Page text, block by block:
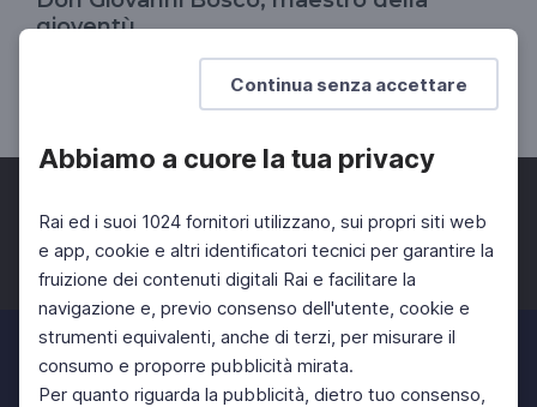
Continua senza accettare
Abbiamo a cuore la tua privacy
Rai ed i suoi 1024 fornitori utilizzano, sui propri siti web
e app, cookie e altri identificatori tecnici per garantire la
fruizione dei contenuti digitali Rai e facilitare la
navigazione e, previo consenso dell'utente, cookie e
strumenti equivalenti, anche di terzi, per misurare il
consumo e proporre pubblicità mirata.
Per quanto riguarda la pubblicità, dietro tuo consenso,
gioventù
Fondatore dell'Ordine dei Salesiani
SCUOLA SECONDARIA 2° SCUOLA SECONDARIA 1°
Facebook Twitter Instagram